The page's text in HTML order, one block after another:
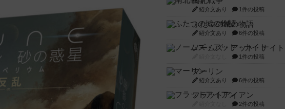
紹介文あり 1件の投稿
ふたつの城の物語
紹介文あり 6件の投稿
ノームズ・アット・ナイト
1件の投稿
マーリン
紹介文あり 6件の投稿
フラットアイアン
2件の投稿